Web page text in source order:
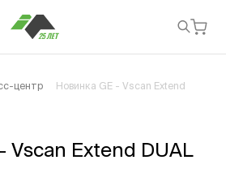
центр Новинка GE - Vscan Extend
Vscan Extend DUAL